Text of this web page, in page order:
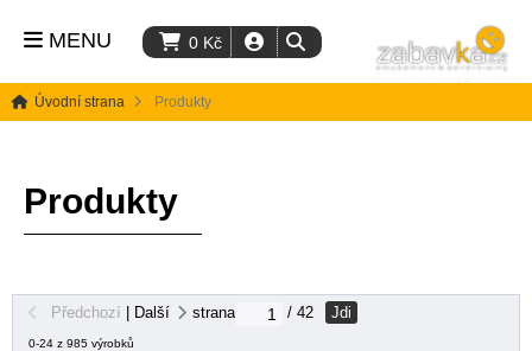
0 Kč
MENU
Úvodní strana Produkty
Produkty
Předchozí Další strana / 42 Jdi
0-24 z 985 výrobků